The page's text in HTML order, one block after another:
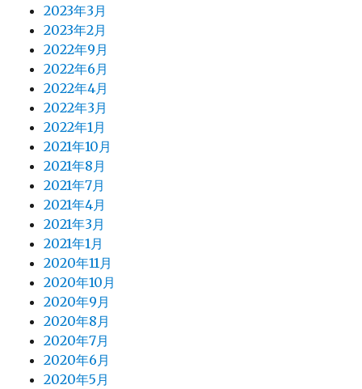
2023年3月
2023年2月
2022年9月
2022年6月
2022年4月
2022年3月
2022年1月
2021年10月
2021年8月
2021年7月
2021年4月
2021年3月
2021年1月
2020年11月
2020年10月
2020年9月
2020年8月
2020年7月
2020年6月
2020年5月